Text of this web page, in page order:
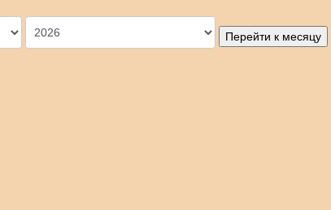
Перейти к месяцу